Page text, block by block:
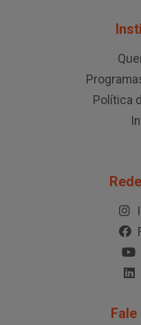
Política